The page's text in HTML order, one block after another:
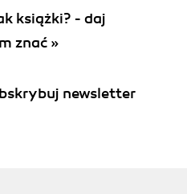
KRAŚKO
czy przekleństwo sieci?,
książki? - daj
znać »
newsletter